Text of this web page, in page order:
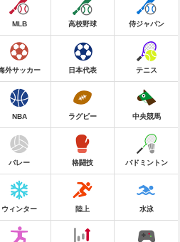
MLB 高校野球 侍ジャパン
外サッカー 日本代表 テニス
NBA ラグビー 中央競馬
バレー 格闘技 バドミントン
ウィンター 陸上 水泳